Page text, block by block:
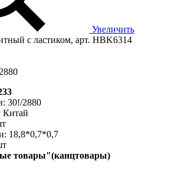
Увеличить
с ластиком, арт. HBK6314
30!/2880
Китай
18,8*0,7*0,7
товары"(канцтовары)